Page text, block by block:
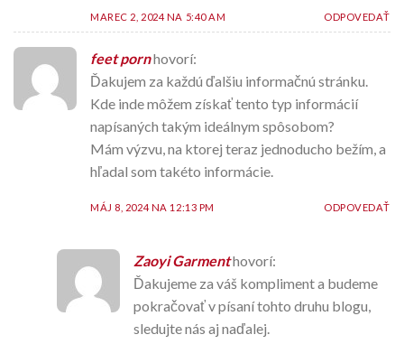
MAREC 2, 2024 NA 5:40 AM ODPOVEDAŤ
feet pornhovorí:
Ďakujem za každú ďalšiu informačnú stránku.
Kde inde môžem získať tento typ informácií
napísaných takým ideálnym spôsobom?
Mám výzvu, na ktorej teraz jednoducho bežím, a
hľadal som takéto informácie.
MÁJ 8, 2024 NA 12:13 PM ODPOVEDAŤ
Zaoyi Garmenthovorí:
Ďakujeme za váš kompliment a budeme
pokračovať v písaní tohto druhu blogu,
sledujte nás aj naďalej.